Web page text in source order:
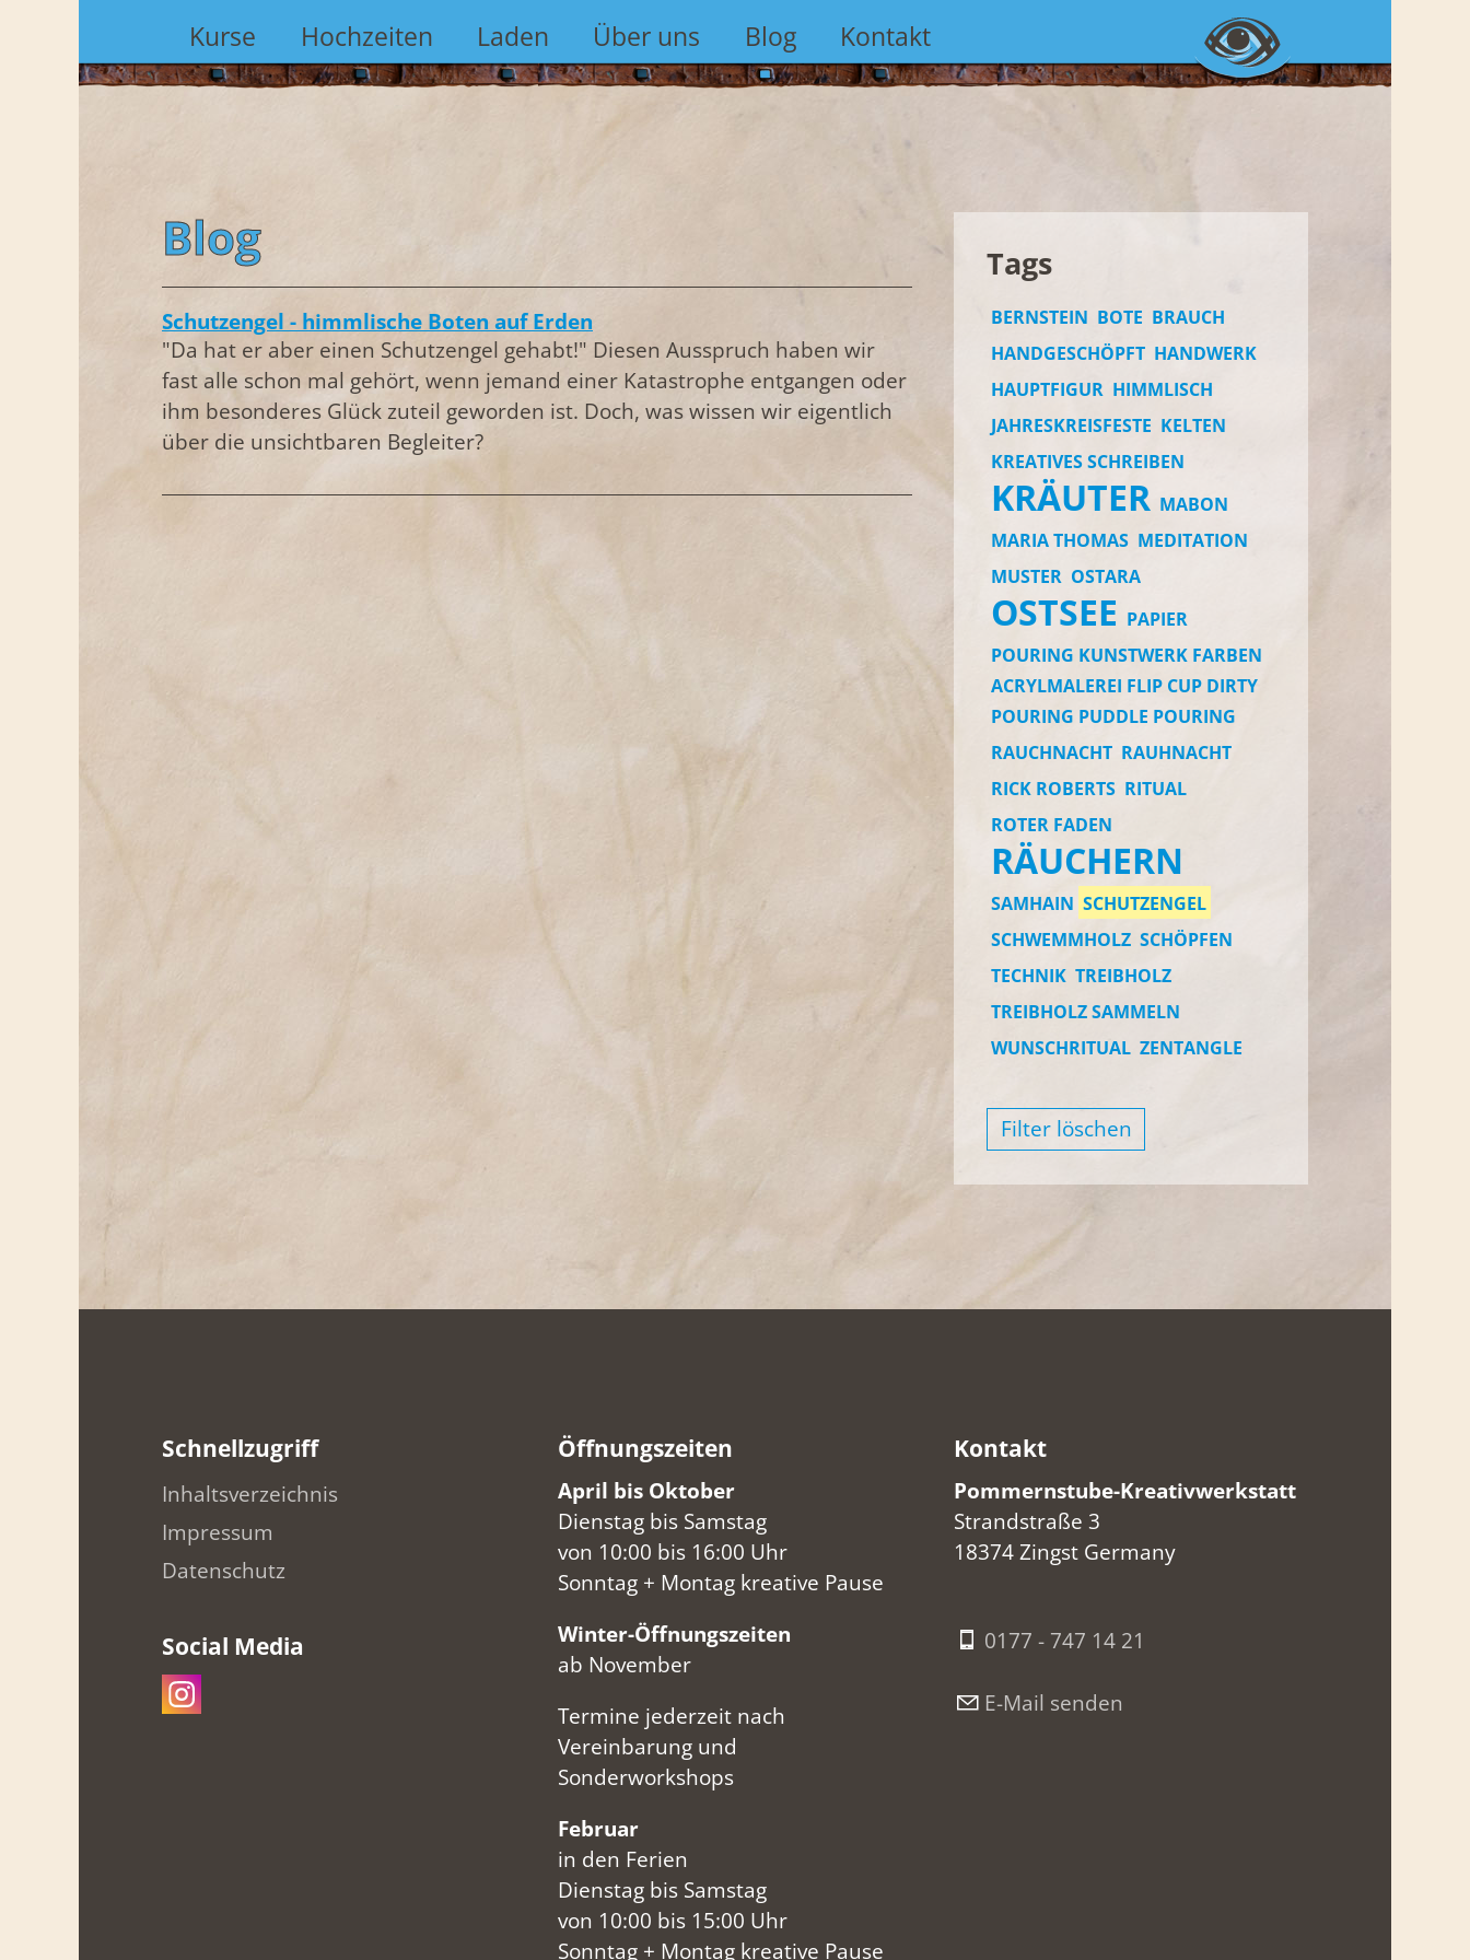
Kurse Hochzeiten Laden Über uns Blog Kontakt
Blog
Schutzengel - himmlische Boten auf Erden
"Da hat er aber einen Schutzengel gehabt!" Diesen Ausspruch haben wir
fast alle schon mal gehört, wenn jemand einer Katastrophe entgangen oder
ihm besonderes Glück zuteil geworden ist. Doch, was wissen wir eigentlich
über die unsichtbaren Begleiter?
Tags
BERNSTEIN BOTE BRAUCH
HANDGESCHÖPFT HANDWERK
HAUPTFIGUR HIMMLISCH
JAHRESKREISFESTE KELTEN
KREATIVES SCHREIBEN
KRÄUTER MABON
MARIA THOMAS MEDITATION
MUSTER OSTARA
OSTSEE PAPIER
POURING KUNSTWERK FARBEN
ACRYLMALEREI FLIP CUP DIRTY
POURING PUDDLE POURING
RAUCHNACHT RAUHNACHT
RICK ROBERTS RITUAL
ROTER FADEN
RÄUCHERN
SAMHAIN SCHUTZENGEL
SCHWEMMHOLZ SCHÖPFEN
TECHNIK TREIBHOLZ
TREIBHOLZ SAMMELN
WUNSCHRITUAL ZENTANGLE
Filter löschen
Schnellzugriff
Inhaltsverzeichnis
Impressum
Datenschutz
Social Media
Öffnungszeiten
April bis Oktober
Dienstag bis Samstag
von 10:00 bis 16:00 Uhr
Sonntag + Montag kreative Pause
Winter-Öffnungszeiten
ab November
Termine jederzeit nach
Vereinbarung und
Sonderworkshops
Februar
in den Ferien
Dienstag bis Samstag
von 10:00 bis 15:00 Uhr
Sonntag + Montag kreative Pause
Kontakt
Pommernstube-Kreativwerkstatt
Strandstraße 3
18374 Zingst Germany
0177 - 747 14 21
E-Mail senden